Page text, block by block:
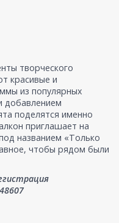
творческого
красивые и
из популярных
добавлением
поделятся именно
приглашает на
названием «Только
чтобы рядом были